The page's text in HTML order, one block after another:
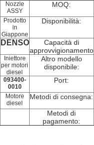
Nozzle
ASSY
MOQ:
Prodotto
in
Giappone
Disponibilità:
DENSO
Capacità di
approvvigionamento
Iniettore
per motori
diesel
Altro modello
disponibile:
093400-
0010
Port:
Motore
diesel
Metodi di consegna:
Metodi di
pagamento: